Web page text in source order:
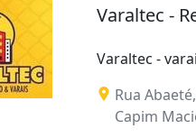
Varaltec -
Varaltec -
Rua
Capim